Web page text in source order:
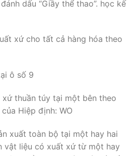
dấu “Giầy thể thao”. học kế
xứ cho tất cả hàng hóa theo
ô số 9
thuần túy tại một bên theo
Hiệp định: WO
xuất toàn bộ tại một hay hai
vật liệu có xuất xứ từ một hay